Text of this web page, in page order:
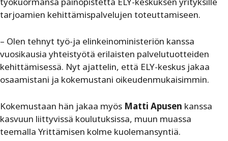
tarjoamien kehittämispalvelujen toteuttamiseen.
– Olen tehnyt työ-ja elinkeinoministeriön kanssa
vuosikausia yhteistyötä erilaisten palvelutuotteiden
kehittämisessä. Nyt ajattelin, että ELY-keskus jakaa
osaamistani ja kokemustani oikeudenmukaisimmin.
Kokemustaan hän jakaa myös Matti Apusen kanssa
kasvuun liittyvissä koulutuksissa, muun muassa
teemalla Yrittämisen kolme kuolemansyntiä.